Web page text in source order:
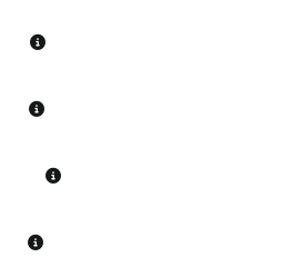
Modification Forme Juridique -